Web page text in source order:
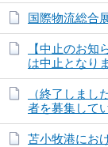
国際物流総合
【中止のお知
は中止となり
（終了しま
者を募集して
苫小牧港にお